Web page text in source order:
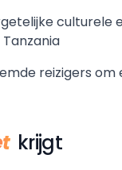
culturele
reizigers
krijgt